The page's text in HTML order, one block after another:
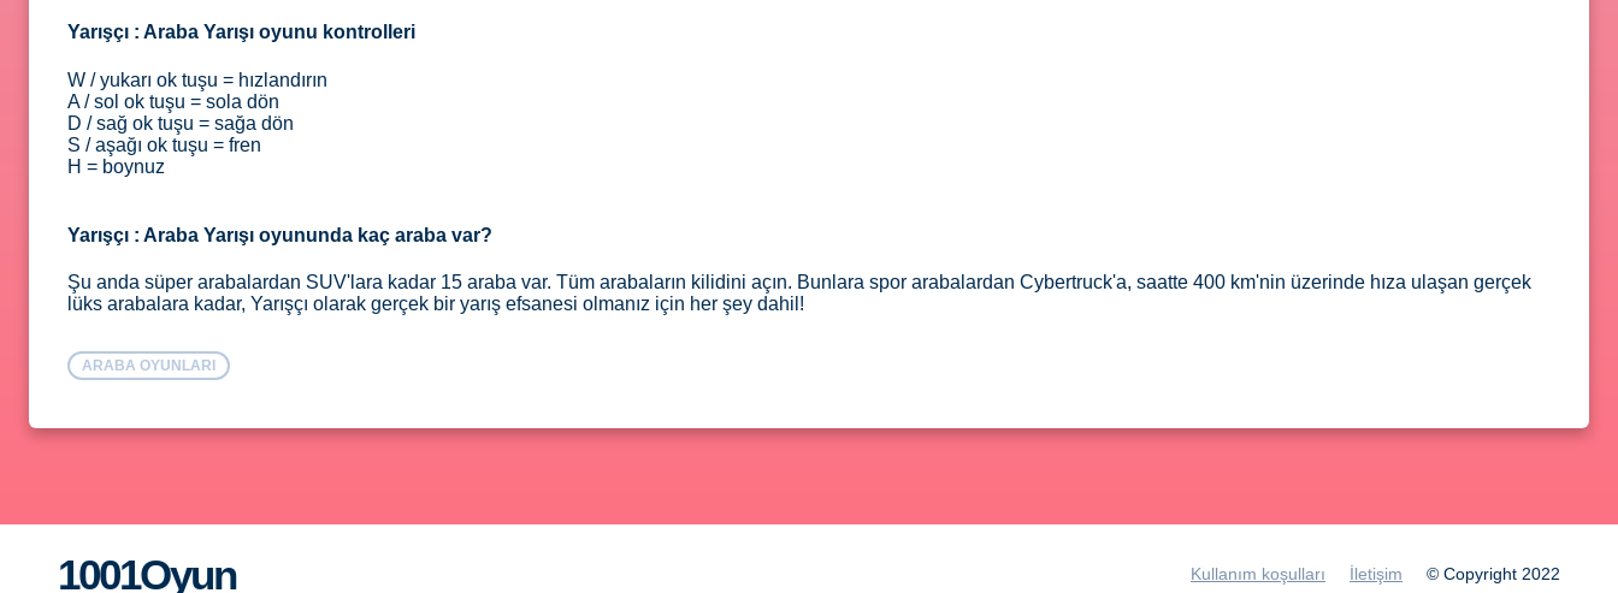
Yarışçı : Araba Yarışı oyunu kontrolleri
W / yukarı ok tuşu = hızlandırın
A / sol ok tuşu = sola dön
D / sağ ok tuşu = sağa dön
S / aşağı ok tuşu = fren
H = boynuz
Yarışçı : Araba Yarışı oyununda kaç araba var?
Şu anda süper arabalardan SUV'lara kadar 15 araba var. Tüm arabaların kilidini açın. Bunlara spor arabalardan Cybertruck'a, saatte 400 km'nin üzerinde hıza ulaşan gerçek
lüks arabalara kadar, Yarışçı olarak gerçek bir yarış efsanesi olmanız için her şey dahil!
ARABA OYUNLARI
1001Oyun Kullanım koşulları İletişim © Copyright 2022